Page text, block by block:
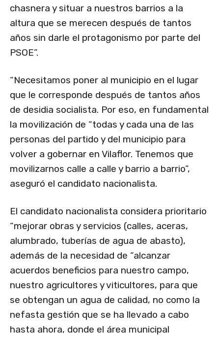
chasnera y situar a nuestros barrios a la
altura que se merecen después de tantos
años sin darle el protagonismo por parte del
PSOE”.
“Necesitamos poner al municipio en el lugar
que le corresponde después de tantos años
de desidia socialista. Por eso, en fundamental
la movilización de “todas y cada una de las
personas del partido y del municipio para
volver a gobernar en Vilaflor. Tenemos que
movilizarnos calle a calle y barrio a barrio”,
aseguró el candidato nacionalista.
El candidato nacionalista considera prioritario
“mejorar obras y servicios (calles, aceras,
alumbrado, tuberías de agua de abasto),
además de la necesidad de “alcanzar
acuerdos beneficios para nuestro campo,
nuestro agricultores y viticultores, para que
se obtengan un agua de calidad, no como la
nefasta gestión que se ha llevado a cabo
hasta ahora, donde el área municipal